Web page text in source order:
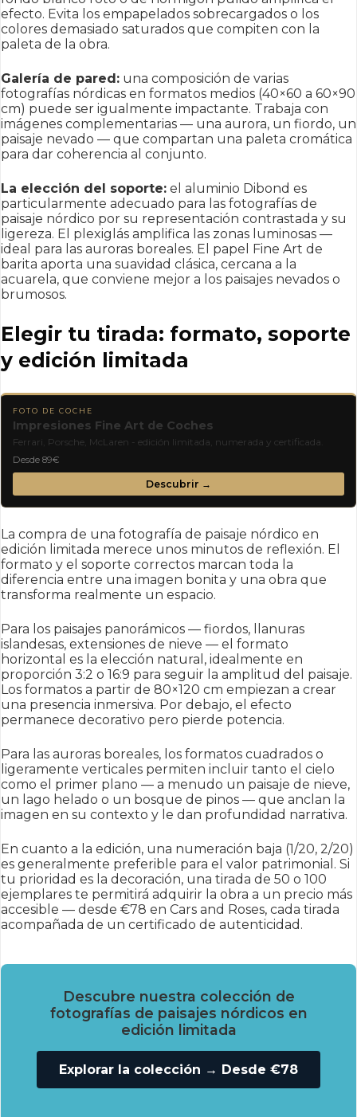
efecto. Evita los empapelados sobrecargados o los
colores demasiado saturados que compiten con la
paleta de la obra.
Galería de pared: una composición de varias
fotografías nórdicas en formatos medios (40×60 a 60×90
cm) puede ser igualmente impactante. Trabaja con
imágenes complementarias — una aurora, un fiordo, un
paisaje nevado — que compartan una paleta cromática
para dar coherencia al conjunto.
La elección del soporte: el aluminio Dibond es
particularmente adecuado para las fotografías de
paisaje nórdico por su representación contrastada y su
ligereza. El plexiglás amplifica las zonas luminosas —
ideal para las auroras boreales. El papel Fine Art de
barita aporta una suavidad clásica, cercana a la
acuarela, que conviene mejor a los paisajes nevados o
brumosos.
Elegir tu tirada: formato, soporte
y edición limitada
FOTO DE COCHE
Impresiones Fine Art de Coches
Ferrari, Porsche, McLaren - edición limitada, numerada y certificada.
Desde 89€
Descubrir →
La compra de una fotografía de paisaje nórdico en
edición limitada merece unos minutos de reflexión. El
formato y el soporte correctos marcan toda la
diferencia entre una imagen bonita y una obra que
transforma realmente un espacio.
Para los paisajes panorámicos — fiordos, llanuras
islandesas, extensiones de nieve — el formato
horizontal es la elección natural, idealmente en
proporción 3:2 o 16:9 para seguir la amplitud del paisaje.
Los formatos a partir de 80×120 cm empiezan a crear
una presencia inmersiva. Por debajo, el efecto
permanece decorativo pero pierde potencia.
Para las auroras boreales, los formatos cuadrados o
ligeramente verticales permiten incluir tanto el cielo
como el primer plano — a menudo un paisaje de nieve,
un lago helado o un bosque de pinos — que anclan la
imagen en su contexto y le dan profundidad narrativa.
En cuanto a la edición, una numeración baja (1/20, 2/20)
es generalmente preferible para el valor patrimonial. Si
tu prioridad es la decoración, una tirada de 50 o 100
ejemplares te permitirá adquirir la obra a un precio más
accesible — desde €78 en Cars and Roses, cada tirada
acompañada de un certificado de autenticidad.
Descubre nuestra colección de
fotografías de paisajes nórdicos en
edición limitada
Explorar la colección → Desde €78